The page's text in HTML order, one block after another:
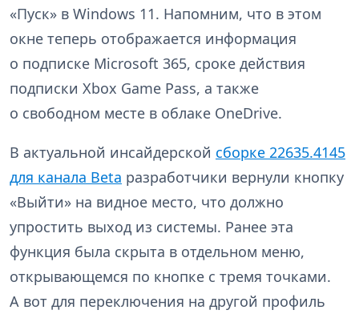
«Пуск» в Windows 11. Напомним, что в этом
окне теперь отображается информация
о подписке Microsoft 365, сроке действия
подписки Xbox Game Pass, а также
о свободном месте в облаке OneDrive.
В актуальной инсайдерской сборке 22635.4145
для канала Beta разработчики вернули кнопку
«Выйти» на видное место, что должно
упростить выход из системы. Ранее эта
функция была скрыта в отдельном меню,
открывающемся по кнопке с тремя точками.
А вот для переключения на другой профиль